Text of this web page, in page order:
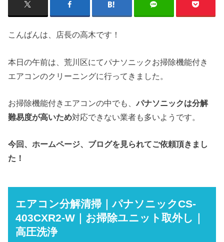
こんばんは、店長の高木です！
本日の午前は、荒川区にてパナソニックお掃除機能付き
エアコンのクリーニングに行ってきました。
お掃除機能付きエアコンの中でも、パナソニックは分解
難易度が高いため対応できない業者も多いようです。
今回、ホームページ、ブログを見られてご依頼頂きまし
た！
エアコン分解清掃｜パナソニックCS-
403CXR2-W｜お掃除ユニット取外し｜
高圧洗浄